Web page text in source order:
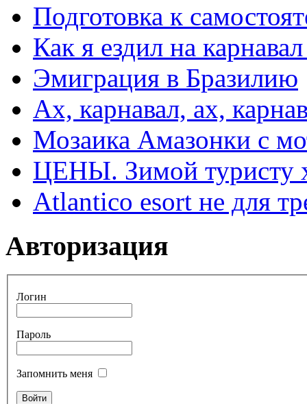
Подготовка к
Как я ездил на
Эмиграция в Бразилию
Ах, карнавал, ах,
Мозаика Амазонки с
ЦЕНЫ. Зимой туристу
Atlantico esort не для
Авторизация
Логин
Пароль
Запомнить меня